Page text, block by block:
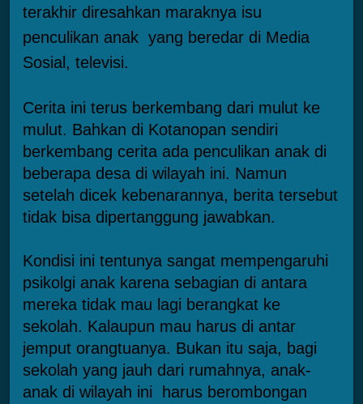
terakhir diresahkan maraknya isu
penculikan anak yang beredar di Media
Sosial, televisi.
Cerita ini terus berkembang dari mulut ke
mulut. Bahkan di Kotanopan sendiri
berkembang cerita ada penculikan anak di
beberapa desa di wilayah ini. Namun
setelah dicek kebenarannya, berita tersebut
tidak bisa dipertanggung jawabkan.
Kondisi ini tentunya sangat mempengaruhi
psikolgi anak karena sebagian di antara
mereka tidak mau lagi berangkat ke
sekolah. Kalaupun mau harus di antar
jemput orangtuanya. Bukan itu saja, bagi
sekolah yang jauh dari rumahnya, anak-
anak di wilayah ini harus berombongan